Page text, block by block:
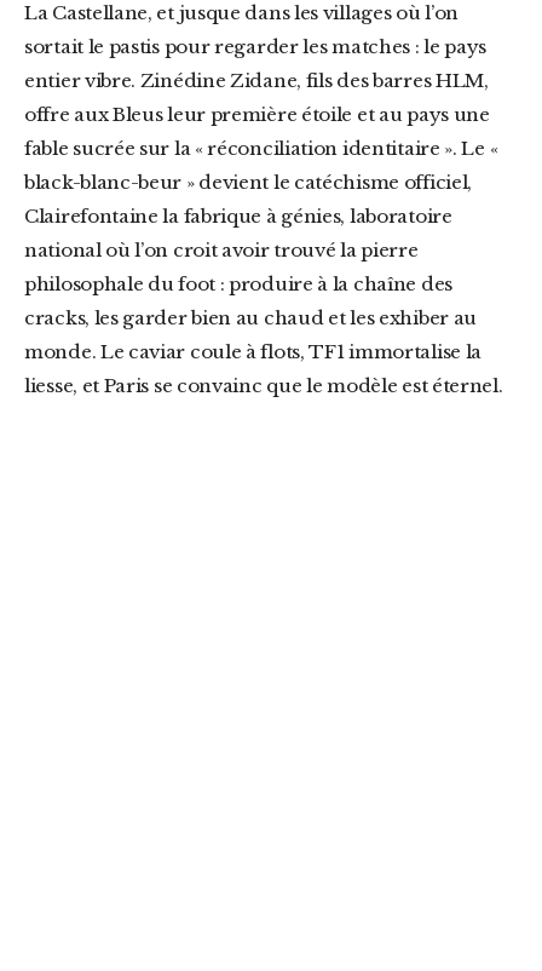
La Castellane, et jusque dans les villages où l’on
sortait le pastis pour regarder les matches : le pays
entier vibre. Zinédine Zidane, fils des barres HLM,
offre aux Bleus leur première étoile et au pays une
fable sucrée sur la « réconciliation identitaire ». Le «
black-blanc-beur » devient le catéchisme officiel,
Clairefontaine la fabrique à génies, laboratoire
national où l’on croit avoir trouvé la pierre
philosophale du foot : produire à la chaîne des
cracks, les garder bien au chaud et les exhiber au
monde. Le caviar coule à flots, TF1 immortalise la
liesse, et Paris se convainc que le modèle est éternel.